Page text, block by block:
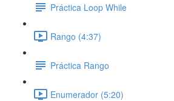
Práctica Loop While
Rango (4:37)
Práctica Rango
Enumerador (5:20)